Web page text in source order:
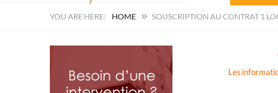
HOME SOUSCRIPTION AU CONTRAT 1
Les